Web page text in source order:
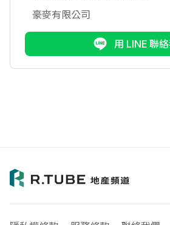
豪麥有限公司
用 LINE 聯